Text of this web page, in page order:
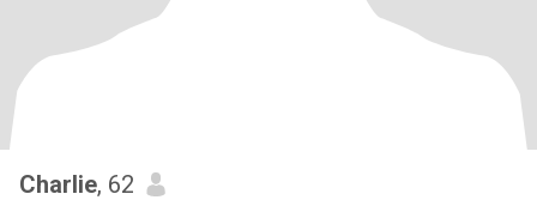
Charlie, 62